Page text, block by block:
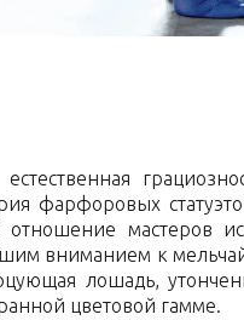
фарфоровых
отношение мастеров
вниманием к
лошадь,
цветовой гамме.